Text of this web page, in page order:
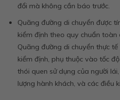
đổi mà không cần báo trước.
Quãng đường di chuyển được
kiểm định theo quy chuẩn toàn
Quãng đường di chuyển thực
kiểm định, phụ thuộc vào tốc
thói quen sử dụng của người
lượng hành khách, và các điều